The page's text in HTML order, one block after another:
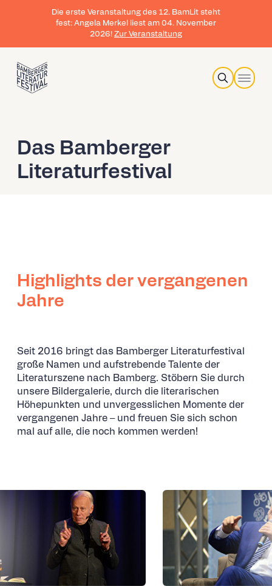
Die erste Veranstaltung des 12. BamLit steht
fest: Angela Merkel liest am 04. November
2026! Zur Veranstaltung
Search
Das Bamberger
Literaturfestival
Highlights der vergangenen
Jahre
Seit 2016 bringt das Bamberger Literaturfestival
große Namen und aufstrebende Talente der
Literaturszene nach Bamberg. Stöbern Sie durch
unsere Bildergalerie, durch die literarischen
Höhepunkten und unvergesslichen Momente der
vergangenen Jahre – und freuen Sie sich schon
mal auf alle, die noch kommen werden!